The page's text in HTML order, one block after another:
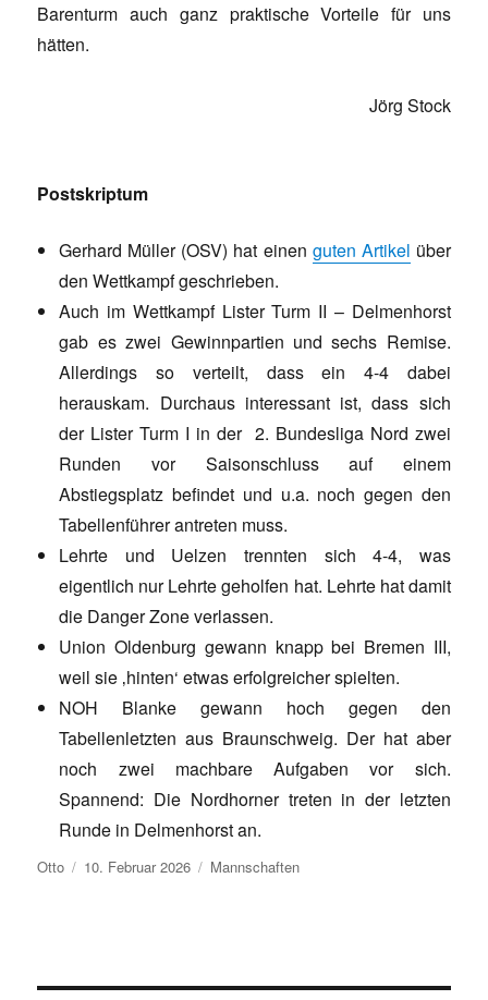
Barenturm auch ganz praktische Vorteile für uns
hätten.
Jörg Stock
Postskriptum
Gerhard Müller (OSV) hat einen guten Artikel über
den Wettkampf geschrieben.
Auch im Wettkampf Lister Turm II – Delmenhorst
gab es zwei Gewinnpartien und sechs Remise.
Allerdings so verteilt, dass ein 4-4 dabei
herauskam. Durchaus interessant ist, dass sich
der Lister Turm I in der 2. Bundesliga Nord zwei
Runden vor Saisonschluss auf einem
Abstiegsplatz befindet und u.a. noch gegen den
Tabellenführer antreten muss.
Lehrte und Uelzen trennten sich 4-4, was
eigentlich nur Lehrte geholfen hat. Lehrte hat damit
die Danger Zone verlassen.
Union Oldenburg gewann knapp bei Bremen III,
weil sie ‚hinten‘ etwas erfolgreicher spielten.
NOH Blanke gewann hoch gegen den
Tabellenletzten aus Braunschweig. Der hat aber
noch zwei machbare Aufgaben vor sich.
Spannend: Die Nordhorner treten in der letzten
Runde in Delmenhorst an.
Autor
Otto Veröffentlicht
10. Februar 2026 Kategorien
Mannschaften